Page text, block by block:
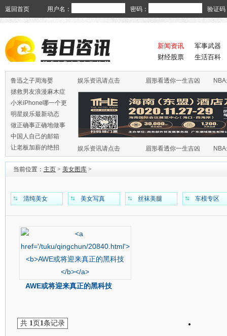
返回首页 用户名： 密码： 验证码
新闻资讯
财经股票
军事武器
生活百科
鲁迅之子周海婴
拯救男友浪漫麻木症
小米iPhone哪一个更
火
明星娱乐最新动态
做正确事正确地做事
中国人自己的邮箱
让老板加薪的绝招
娱乐资讯请点击 眉形看透你一生吉凶
娱乐资讯请点击 眉形看透你一生吉凶
当前位置： 主页 > 美女图库 >
清纯美女 美女写真 丝袜美腿 车模专区
AWE或将迎来真正的黑科技
共 1页1条记录